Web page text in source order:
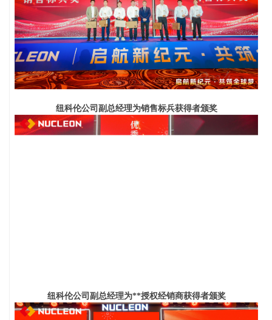
纽科伦公司副总经理为销售标兵获得者颁奖
纽科伦公司副总经理为**授权经销商获得者颁奖